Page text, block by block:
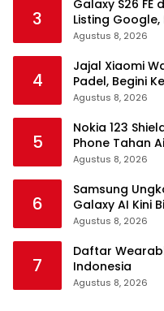
3
Galaxy S26 FE
Listing Google,
Agustus 8, 2026
4
Jajal Xiaomi
Padel, Begini
Agustus 8, 2026
5
Nokia 123
Phone Tahan
Agustus 8, 2026
6
Samsung
Galaxy AI Kini
Agustus 8, 2026
7
Daftar
Indonesia
Agustus 8, 2026